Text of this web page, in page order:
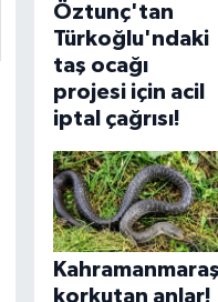
Öztunç'tan
Türkoğlu'ndaki
taş ocağı
projesi için acil
iptal çağrısı!
korkutan anlar!